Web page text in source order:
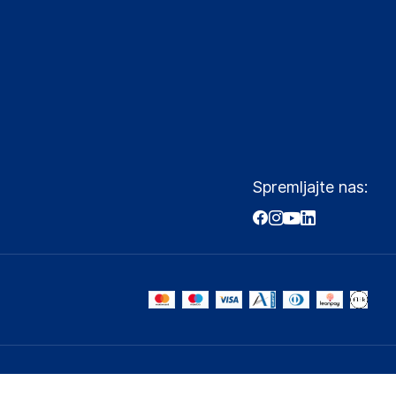
Spremljajte nas: